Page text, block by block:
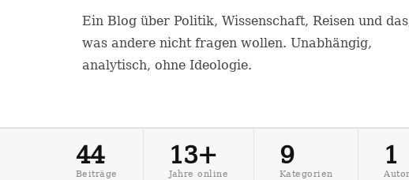
Ein Blog über Politik, Wissenschaft, Reisen und
was andere nicht fragen wollen. Unabhängig,
analytisch, ohne Ideologie.
44
Beiträge
13+
Jahre online
9
Kategorien
1